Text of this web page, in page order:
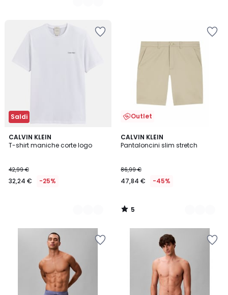
Saldi
CALVIN KLEIN
T-shirt maniche corte logo
42,99 €
32,24 € -25%
3
Colori
Outlet
CALVIN KLEIN
Pantaloncini slim stretch
86,99 €
47,84 € -45%
5
/
2
Colori
5
/